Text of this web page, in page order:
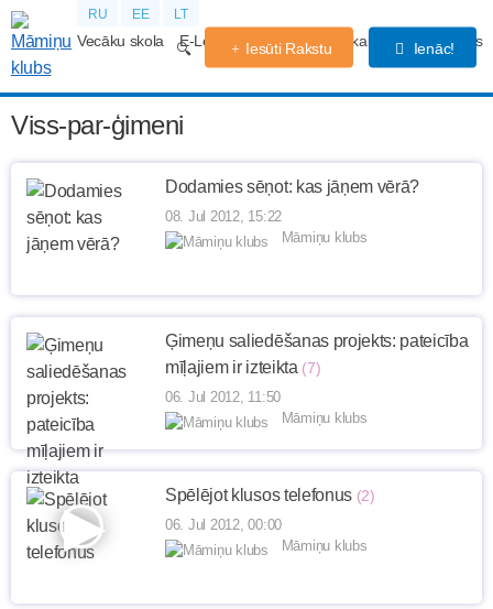
RU EE LT
Vecāku skola E-Lekcijas Grūtniecības kalendārs Forums
Iesūti Rakstu Ienāc!
Viss-par-ģimeni
Dodamies sēņot: kas jāņem vērā?
08. Jul 2012, 15:22
Māmiņu klubs
Ģimeņu saliedēšanas projekts: pateicība
mīļajiem ir izteikta (7)
06. Jul 2012, 11:50
Māmiņu klubs
Spēlējot klusos telefonus (2)
06. Jul 2012, 00:00
Māmiņu klubs